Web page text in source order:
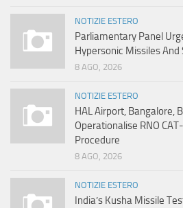
NOTIZIE ESTERO
Parliamentary Panel
Hypersonic Missiles
8 AGO, 2026
NOTIZIE ESTERO
HAL Airport, Bangalore,
Operationalise RNO
Procedure
8 AGO, 2026
NOTIZIE ESTERO
India’s Kusha Missile